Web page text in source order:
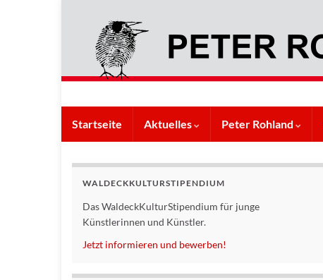
Startseite Aktuelles Peter Rohland
WALDECKKULTURSTIPENDIUM
Das WaldeckKulturStipendium für junge
Künstlerinnen und Künstler.
Jetzt informieren und bewerben!